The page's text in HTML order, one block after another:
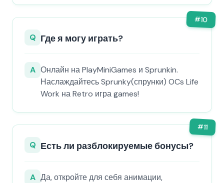
#10
Q Где я могу играть?
A Онлайн на PlayMiniGames и Sprunkin.
Наслаждайтесь Sprunky(спрунки) OCs Life
Work на Retro игра games!
#11
Q Есть ли разблокируемые бонусы?
A Да, откройте для себя анимации,